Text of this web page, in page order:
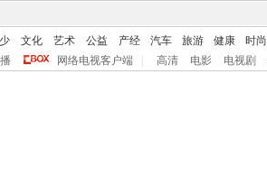
文化 艺术 公益 产经 汽车 旅游 健康 时尚
网络电视客户端 高清 电影 电视剧